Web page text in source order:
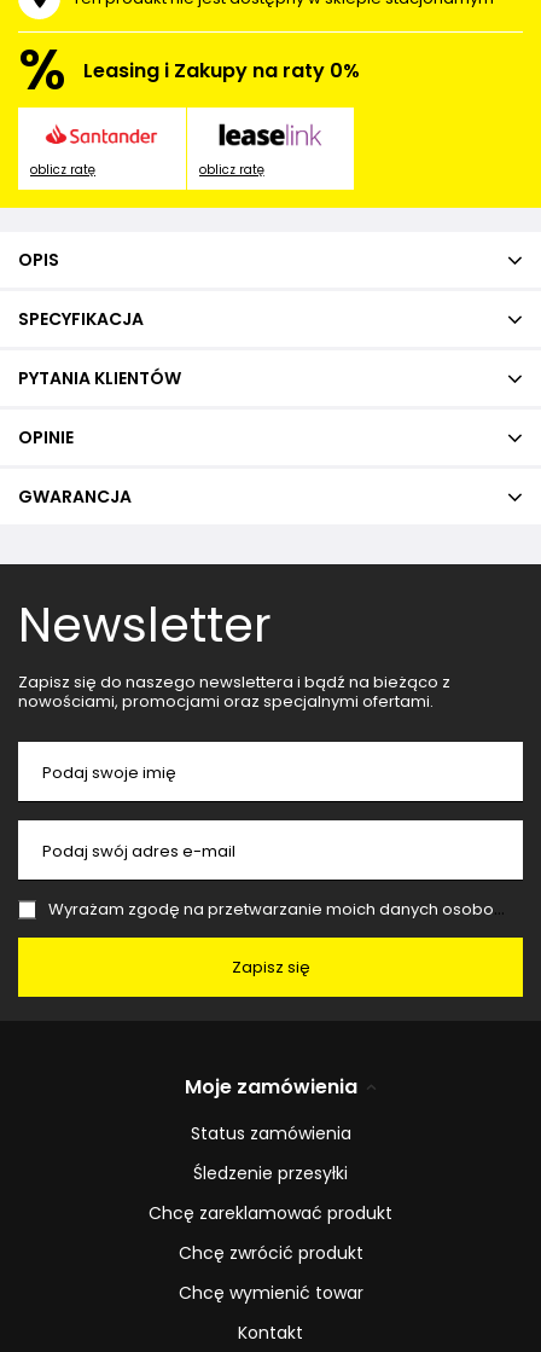
% Leasing i Zakupy na raty 0%
oblicz ratę oblicz ratę
OPIS
SPECYFIKACJA
PYTANIA KLIENTÓW
OPINIE
GWARANCJA
Newsletter
Zapisz się do naszego newslettera i bądź na bieżąco z
nowościami, promocjami oraz specjalnymi ofertami.
Podaj swoje imię
Podaj swój adres e-mail
Wyrażam zgodę na przetwarzanie moich danych osobowych (adres e-mail) na potrzeby wysyłki newslettera z informacją handlową (marketing). Więcej w
Zapisz się
Moje zamówienia
Status zamówienia
Śledzenie przesyłki
Chcę zareklamować produkt
Chcę zwrócić produkt
Chcę wymienić towar
Kontakt